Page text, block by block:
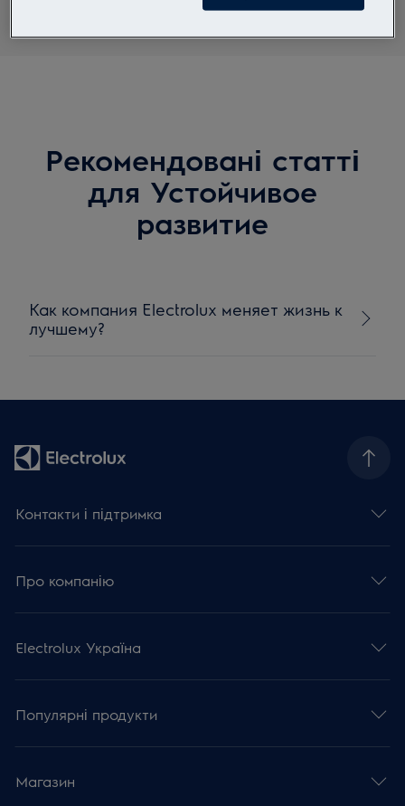
Рекомендовані статті
для Устойчивое
развитие
Как компания Electrolux меняет жизнь к
лучшему?
Контакти і підтримка
Про компанію
Electrolux Україна
Популярні продукти
Магазин